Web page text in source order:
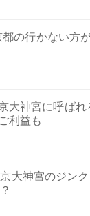
都の行かない方
大神宮に呼ば
利益も
大神宮のジン